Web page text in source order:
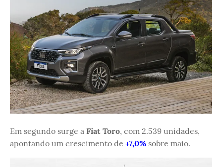
Em segundo surge a Fiat Toro, com 2.539 unidades,
apontando um crescimento de +7,0% sobre maio.